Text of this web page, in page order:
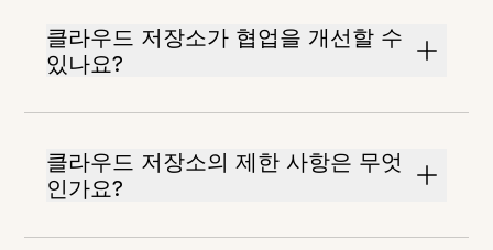
클라우드 저장소가 협업을 개선할 수
있나요?
클라우드 저장소의 제한 사항은 무엇
인가요?